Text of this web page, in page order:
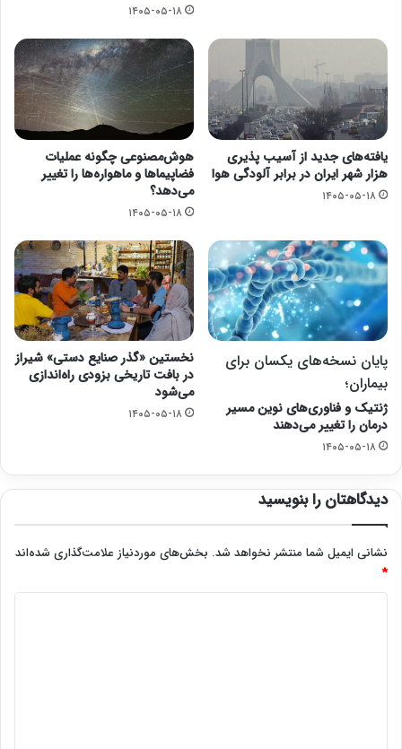
۱۴۰۵-۰۵-۱۸
یافته‌های جدید از آسیب پذیری
هزار شهر ایران در برابر آلودگی هوا
۱۴۰۵-۰۵-۱۸
هوش‌مصنوعی چگونه عملیات
فضاپیماها و ماهواره‌ها را تغییر
می‌دهد؟
۱۴۰۵-۰۵-۱۸
پایان نسخه‌های یکسان برای
بیماران؛
ژنتیک و فناوری‌های نوین مسیر
درمان را تغییر می‌دهند
۱۴۰۵-۰۵-۱۸
نخستین «گذر صنایع دستی» شیراز
در بافت تاریخی بزودی راه‌اندازی
می‌شود
۱۴۰۵-۰۵-۱۸
دیدگاهتان را بنویسید
نشانی ایمیل شما منتشر نخواهد شد. بخش‌های موردنیاز علامت‌گذاری شده‌اند
*